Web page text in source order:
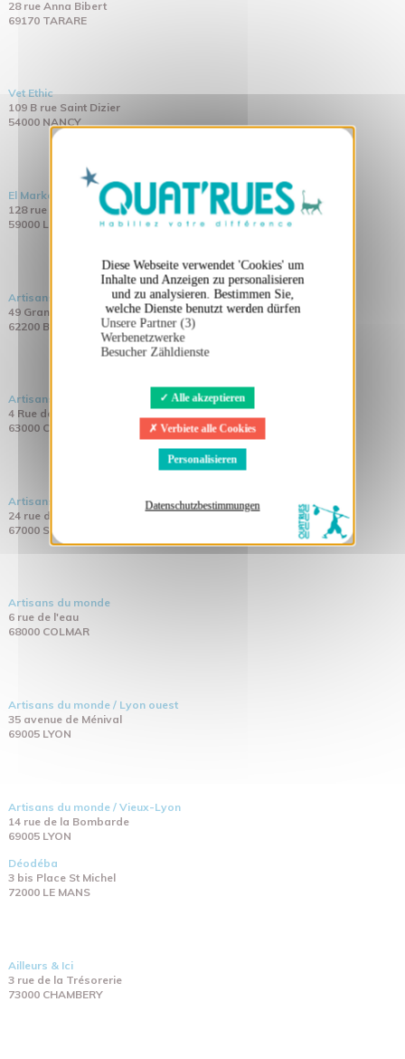
Diese Webseite verwendet 'Cookies' um
Inhalte und Anzeigen zu personalisieren
und zu analysieren. Bestimmen Sie,
welche Dienste benutzt werden dürfen
Unsere Partner (3)
Werbenetzwerke
Besucher Zähldienste
Alle akzeptieren
Verbiete alle Cookies
Personalisieren
Datenschutzbestimmungen
28 rue Anna Bibert
69170 TARARE
Vet Ethic
109 B rue Saint Dizier
54000 NANCY
El Market
128 rue Léon Gambetta
59000 LILLE
Artisans du monde
49 Grande Rue
62200 BOULOGNE SUR MER
Artisans du monde
4 Rue de la Boucherie
63000 CLERMONT-FERRAND
Artisans du monde
24 rue de la division Leclerc
67000 STRASBOURG
Artisans du monde
6 rue de l'eau
68000 COLMAR
Artisans du monde / Lyon ouest
35 avenue de Ménival
69005 LYON
Artisans du monde / Vieux-Lyon
14 rue de la Bombarde
69005 LYON
Déodéba
3 bis Place St Michel
72000 LE MANS
Ailleurs & Ici
3 rue de la Trésorerie
73000 CHAMBERY